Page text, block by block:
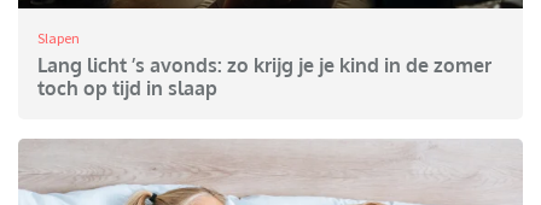
Slapen
Lang licht ’s avonds: zo krijg je je kind in de zomer
toch op tijd in slaap